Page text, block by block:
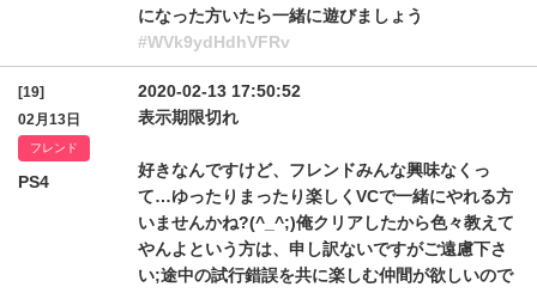
になった方いたら一緒に遊びましょう
#WVk9ydHdhVFRv
[19]
02月13日
フレンド
PS4
2020-02-13 17:50:52
表示期限切れ
好きなんですけど、フレンドみんな興味なくっ
て…ゆったりまったり楽しくVCで一緒にやれる方
いませんかね?(^_^;)俺クリアしたから色々教えて
やんよという方は、申し訳ないですがご遠慮下さ
い;途中の試行錯誤を共に楽しむ仲間が欲しいので